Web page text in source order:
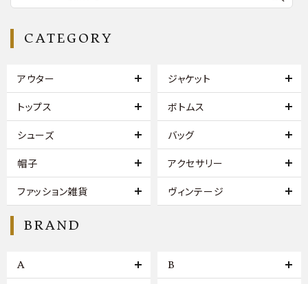
CATEGORY
アウター ジャケット
トップス ボトムス
シューズ バッグ
帽子 アクセサリー
ファッション雑貨 ヴィンテージ
BRAND
A B